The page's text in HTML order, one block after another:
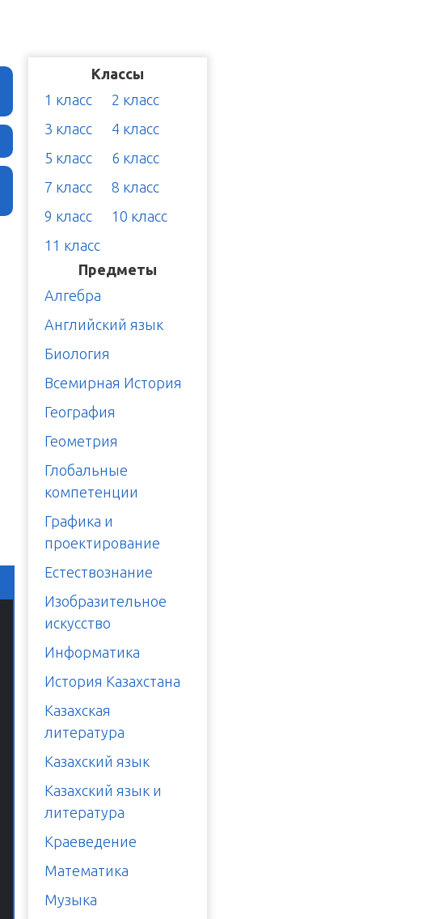
Классы
1 класс
2 класс
3 класс
4 класс
5 класс
6 класс
7 класс
8 класс
9 класс
10 класс
11 класс
Предметы
Алгебра
Английский язык
Биология
Всемирная История
География
Геометрия
Глобальные
компетенции
Графика и
проектирование
Естествознание
Изобразительное
искусство
Информатика
История Казахстана
Казахская
литература
Казахский язык
Казахский язык и
литература
Краеведение
Математика
Музыка